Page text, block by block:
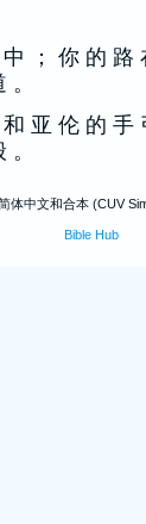
； 你 的 路
亚 伦 的 手
体中文和合本 (CUV
Bible Hub